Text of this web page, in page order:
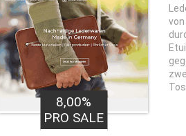
8,00%
PRO SALE
von